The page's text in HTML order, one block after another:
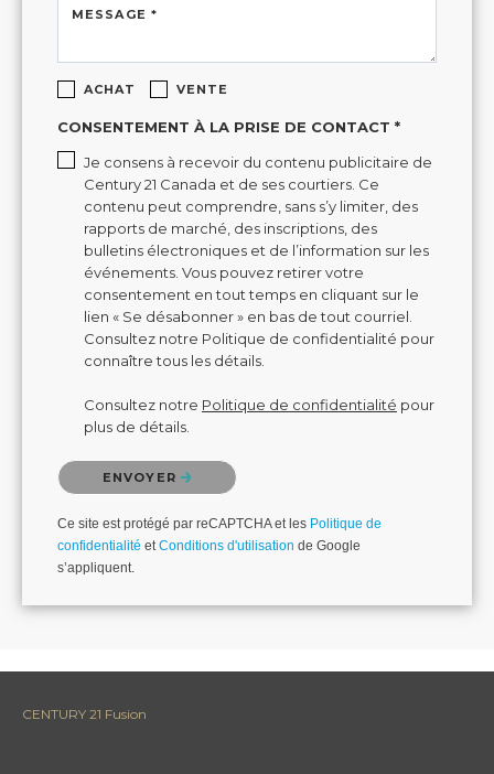
MESSAGE *
ACHAT VENTE
CONSENTEMENT À LA PRISE DE CONTACT *
Je consens à recevoir du contenu publicitaire de
Century 21 Canada et de ses courtiers. Ce
contenu peut comprendre, sans s’y limiter, des
rapports de marché, des inscriptions, des
bulletins électroniques et de l’information sur les
événements. Vous pouvez retirer votre
consentement en tout temps en cliquant sur le
lien « Se désabonner » en bas de tout courriel.
Consultez notre Politique de confidentialité pour
connaître tous les détails.
Consultez notre Politique de confidentialité pour
plus de détails.
Veuillez confirmer que vous n'êtes pas un robot.
ENVOYER
Ce site est protégé par reCAPTCHA et les Politique de
confidentialité etConditions d'utilisation de Google
s’appliquent.
CENTURY 21 Fusion